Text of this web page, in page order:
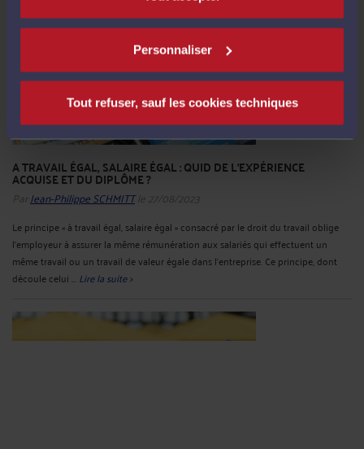
Personnaliser
Tout refuser, sauf les cookies techniques
A TRAVAIL ÉGAL, SALAIRE ÉGAL : QUID DE L'EXPÉRIENCE
ACQUISE ET DU DIPLÔME ?
Par Jean-Philippe SCHMITTle 27/08/2023
Le principe « à travail égal, salaire égal » consacré par le droit du travail oblige
l'employeur à assurer la même rémunération aux salariés qui effectuent un
même travail ou un travail de valeur égale dans l'entreprise. Ce principe, dont
découle celui ... Lire la suite >